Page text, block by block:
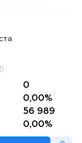
0
0,00%
56 989
0,00%